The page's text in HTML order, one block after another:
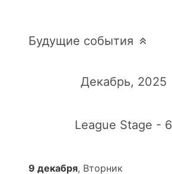
Будущие события
Декабрь, 2025
League Stage - 6
9 декабря, Вторник